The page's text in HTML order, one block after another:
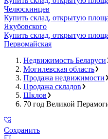
Челюскинцев
Купить склад, открытую
Якубовского
Купить склад, открытую
Первомайская
Недвижимость Беларуси
Могилевская область
Продажа недвижимости
Продажа складов
Шклов
70 год Великой
Сохранить